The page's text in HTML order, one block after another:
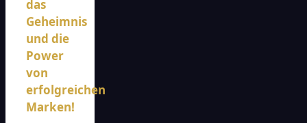
das
Geheimnis
und die
Power
von
erfolgreichen
Marken!